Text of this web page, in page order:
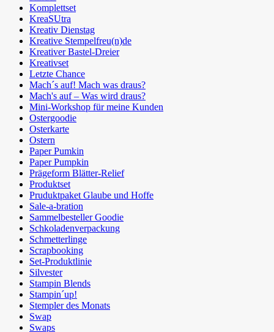
Komplettset
KreaSUtra
Kreativ Dienstag
Kreative Stempelfreu(n)de
Kreativer Bastel-Dreier
Kreativset
Letzte Chance
Mach´s auf! Mach was draus?
Mach's auf – Was wird draus?
Mini-Workshop für meine Kunden
Ostergoodie
Osterkarte
Ostern
Paper Pumkin
Paper Pumpkin
Prägeform Blätter-Relief
Produktset
Pruduktpaket Glaube und Hoffe
Sale-a-bration
Sammelbesteller Goodie
Schkoladenverpackung
Schmetterlinge
Scrapbooking
Set-Produktlinie
Silvester
Stampin Blends
Stampin´up!
Stempler des Monats
Swap
Swaps